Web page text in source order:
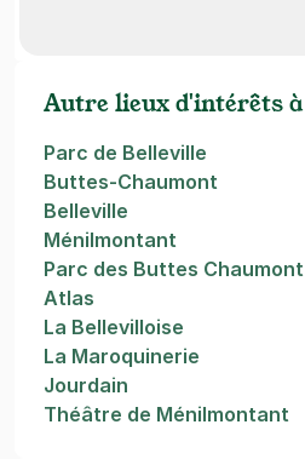
Autre lieux d'intérêts
Parc de Belleville
Buttes-Chaumont
Belleville
Ménilmontant
Parc des Buttes Chaumont
Atlas
La Bellevilloise
La Maroquinerie
Jourdain
Théâtre de Ménilmontant